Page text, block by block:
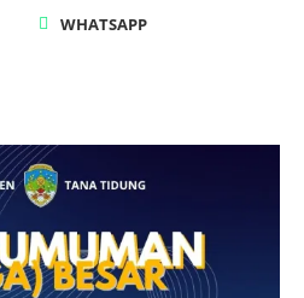
WHATSAPP